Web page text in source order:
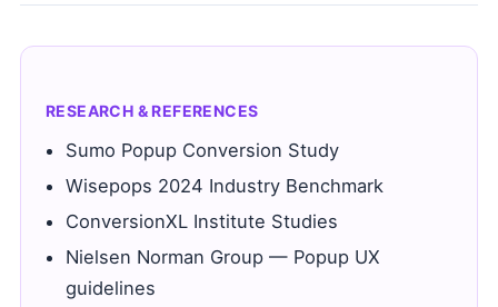
RESEARCH & REFERENCES
Sumo Popup Conversion Study
Wisepops 2024 Industry Benchmark
ConversionXL Institute Studies
Nielsen Norman Group — Popup UX
guidelines